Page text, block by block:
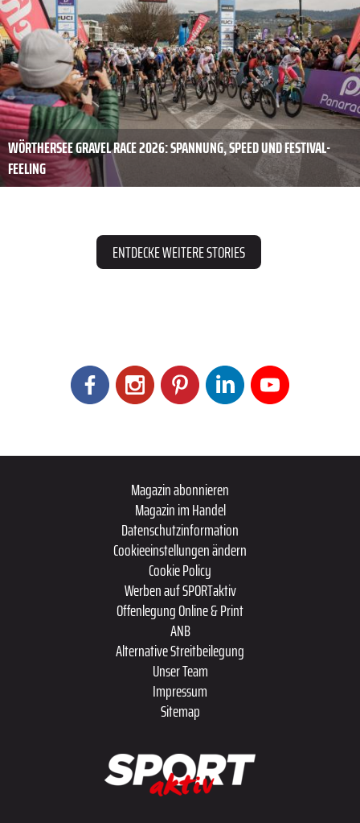
WÖRTHERSEE GRAVEL RACE 2026: SPANNUNG, SPEED UND FESTIVAL-
FEELING
ENTDECKE WEITERE STORIES
Magazin abonnieren
Magazin im Handel
Datenschutzinformation
Cookieeinstellungen ändern
Cookie Policy
Werben auf SPORTaktiv
Offenlegung Online & Print
ANB
Alternative Streitbeilegung
Unser Team
Impressum
Sitemap